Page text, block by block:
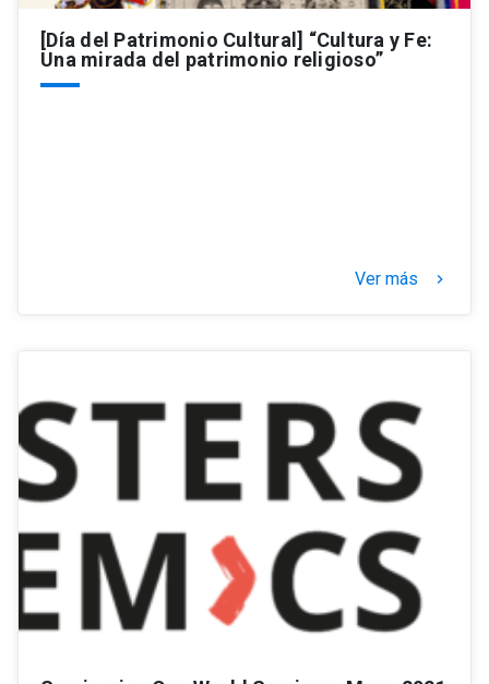
[Día del Patrimonio Cultural] “Cultura y Fe:
Una mirada del patrimonio religioso”
Ver más keyboard_arrow_right